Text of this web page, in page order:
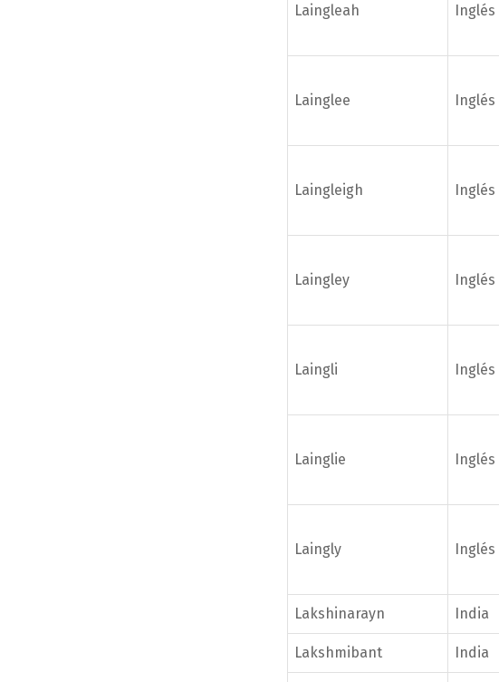
Laingleah Inglés
Lainglee Inglés
Laingleigh Inglés
Laingley Inglés
Laingli Inglés
Lainglie Inglés
Laingly Inglés
Lakshinarayn India
Lakshmibant India